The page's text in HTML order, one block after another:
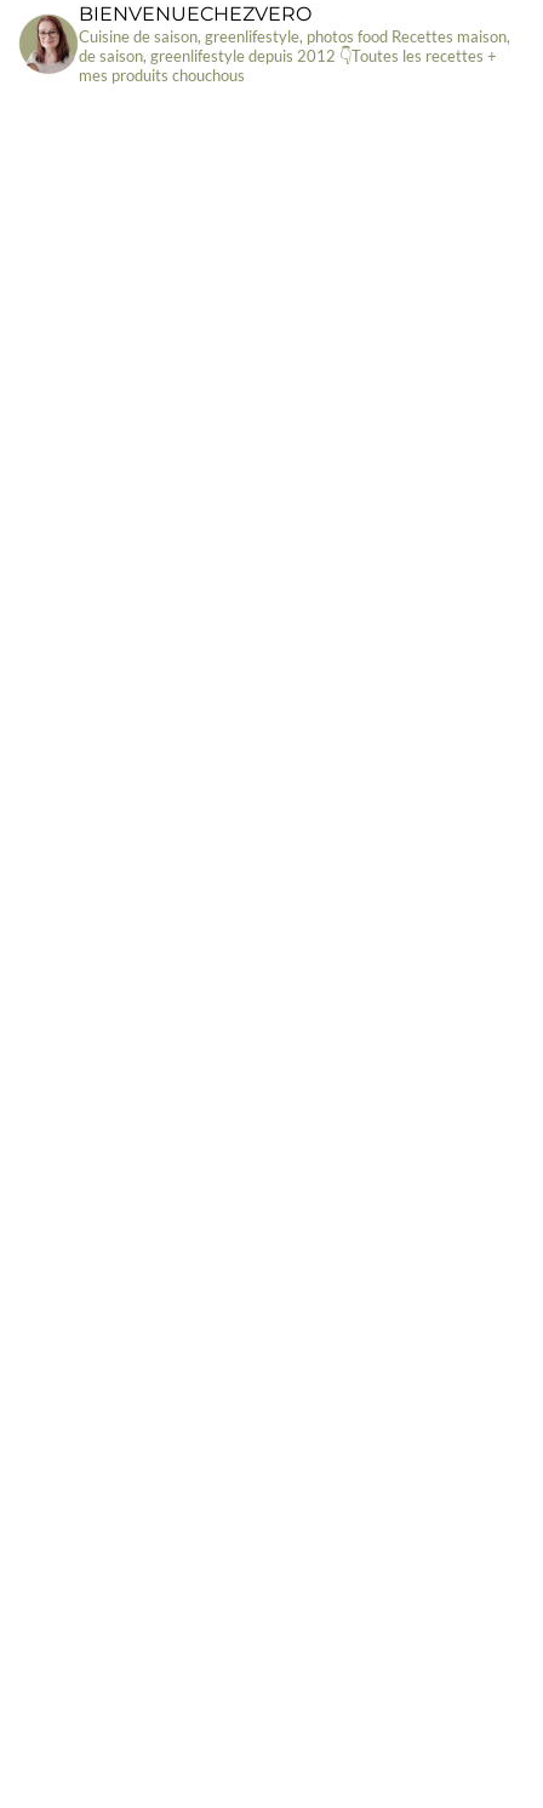
BIENVENUECHEZVERO
Cuisine de saison, greenlifestyle, photos food Recettes maison,
de saison, greenlifestyle depuis 2012 👇Toutes les recettes +
mes produits chouchous